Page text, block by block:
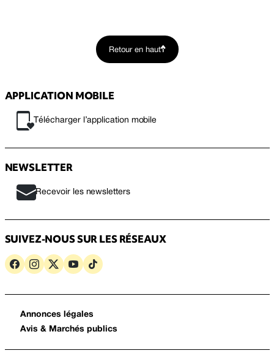
Retour en haut
APPLICATION MOBILE
Télécharger l’application mobile
NEWSLETTER
Recevoir les newsletters
SUIVEZ-NOUS SUR LES RÉSEAUX
Annonces légales
Avis & Marchés publics